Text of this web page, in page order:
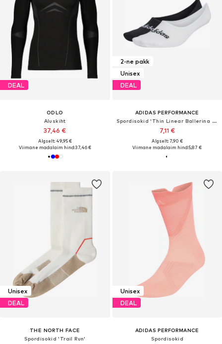
DEAL
ODLO
Aluskiht
37,46 €
Algselt: 49,95 €
Viimane madalaim hind:37,46 €
2-ne pakk
Unisex
DEAL
ADIDAS PERFORMANCE
Spordisokid 'Thin Linear Ballerina 2 Pairs'
7,11 €
Algselt: 7,90 €
Viimane madalaim hind:5,87 €
Unisex
DEAL
THE NORTH FACE
Spordisokid 'Trail Run'
Unisex
DEAL
ADIDAS PERFORMANCE
Spordisokid